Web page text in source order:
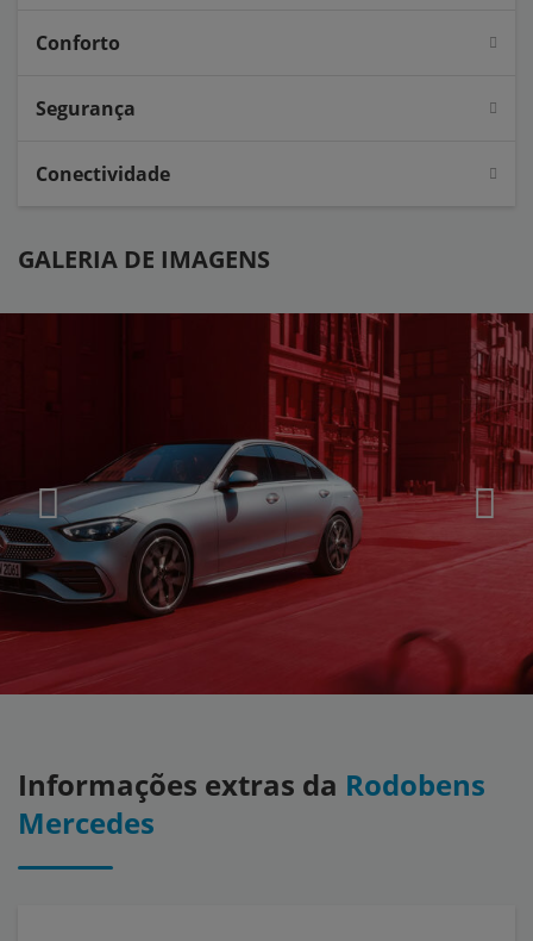
Conforto
Segurança
Conectividade
GALERIA DE IMAGENS
Informações extras da Rodobens
Mercedes